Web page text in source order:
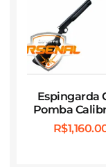
Espingarda
Pomba
R$